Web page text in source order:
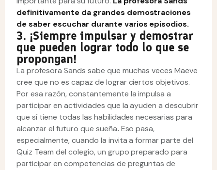
definitivamente da grandes demostraciones
de saber escuchar durante varios episodios.
3. ¡Siempre impulsar y demostrar
que pueden lograr todo lo que se
propongan!
La profesora Sands sabe que muchas veces Maeve
cree que no es capaz de lograr ciertos objetivos.
Por esa razón, constantemente la impulsa a
participar en actividades que la ayuden a descubrir
que sí tiene todas las habilidades necesarias para
alcanzar el futuro que sueña. Eso pasa,
especialmente, cuando la invita a formar parte del
Quiz Team del colegio, un grupo preparado para
participar en competencias de preguntas de